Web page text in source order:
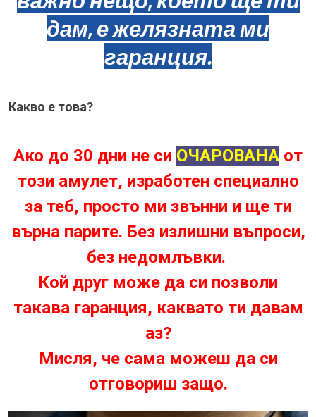
дам, е желязната ми
гаранция.
Какво е това?
Ако до 30 дни не си ОЧАРОВАНА от
този амулет, изработен специално
за теб, просто ми звънни и ще ти
върна парите. Без излишни въпроси,
без недомлъвки.
Кой друг може да си позволи
такава гаранция, каквато ти давам
аз?
Мисля, че сама можеш да си
отговориш защо.